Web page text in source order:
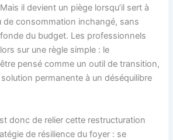
il devient un piège lorsqu’il sert à
de consommation inchangé, sans
du budget. Les professionnels
sur une règle simple : le
pensé comme un outil de transition,
permanente à un déséquilibre
donc de relier cette restructuration
de résilience du foyer : se